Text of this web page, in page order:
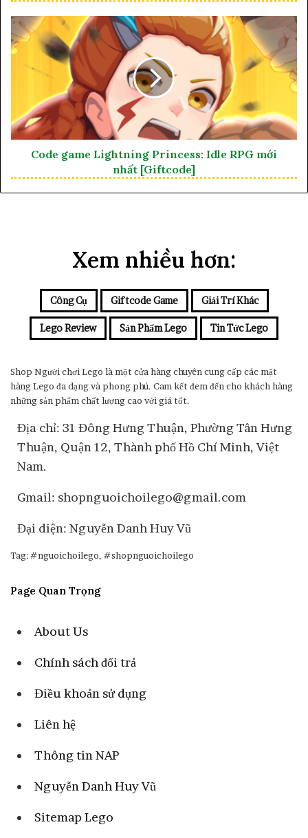
Code game Lightning Princess: Idle RPG mới
nhất [Giftcode]
Xem nhiều hơn:
Công Cụ Giftcode Game Giải Trí Khác
Lego Review Sản Phẩm Lego Tin Tức Lego
Shop Người chơi Lego là một cửa hàng chuyên cung cấp các mặt
hàng Lego đa dạng và phong phú. Cam kết đem đến cho khách hàng
những sản phẩm chất lượng cao với giá tốt.
Địa chỉ: 31 Đông Hưng Thuận, Phường Tân Hưng
Thuận, Quận 12, Thành phố Hồ Chí Minh, Việt
Nam.
Gmail: shopnguoichoilego@gmail.com
Đại diện: Nguyễn Danh Huy Vũ
Tag: #nguoichoilego, #shopnguoichoilego
Page Quan Trọng
About Us
Chính sách đổi trả
Điều khoản sử dụng
Liên hệ
Thông tin NAP
Nguyễn Danh Huy Vũ
Sitemap Lego